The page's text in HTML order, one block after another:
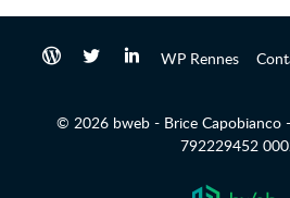
WP Rennes
© 2026 bweb - Brice Capobianco
792229452